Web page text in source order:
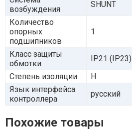
возбуждения
SHUNT
Количество
опорных
подшипников
1
Класс защиты
обмотки
IP21 (IP23)
Степень изоляции
Н
Язык интерфейса
контроллера
русский
Похожие товары